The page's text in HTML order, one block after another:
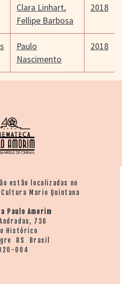
Clara Linhart,
Fellipe Barbosa
2018
Paulo
Nascimento
2018
estão localizadas no
Mario Quintana
Paulo Amorim
736
Histórico
RS Brasil
004